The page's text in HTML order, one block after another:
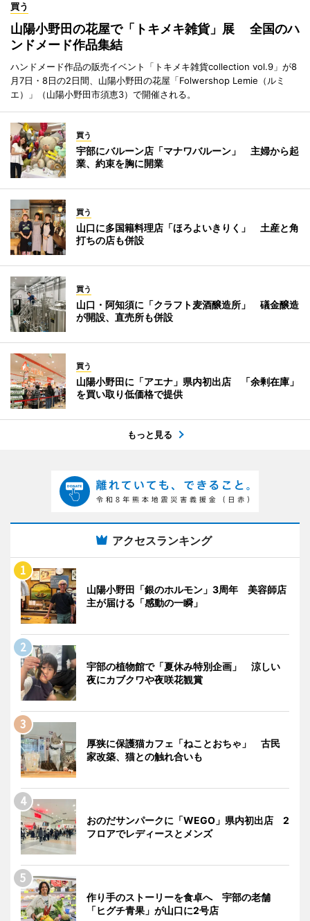
買う
山陽小野田の花屋で「トキメキ雑貨」展 全国のハ
ンドメード作品集結
ハンドメード作品の販売イベント「トキメキ雑貨collection vol.9」が8
月7日・8日の2日間、山陽小野田の花屋「Folwershop Lemie（ルミ
エ）」（山陽小野田市須恵3）で開催される。
買う
宇部にバルーン店「マナワバルーン」 主婦から起
業、約束を胸に開業
買う
山口に多国籍料理店「ほろよいきりく」 土産と角
打ちの店も併設
買う
山口・阿知須に「クラフト麦酒醸造所」 礒金醸造
が開設、直売所も併設
買う
山陽小野田に「アエナ」県内初出店 「余剰在庫」
を買い取り低価格で提供
もっと見る
アクセスランキング
山陽小野田「銀のホルモン」3周年 美容師店
主が届ける「感動の一瞬」
宇部の植物館で「夏休み特別企画」 涼しい
夜にカブクワや夜咲花観賞
厚狭に保護猫カフェ「ねことおちゃ」 古民
家改築、猫との触れ合いも
おのだサンパークに「WEGO」県内初出店 2
フロアでレディースとメンズ
作り手のストーリーを食卓へ 宇部の老舗
「ヒグチ青果」が山口に2号店